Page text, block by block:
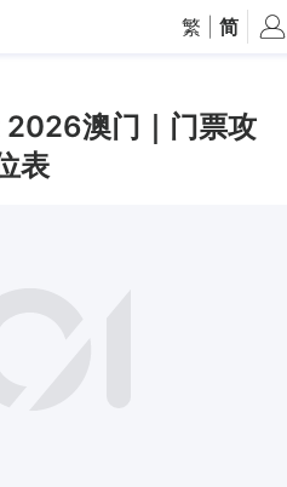
繁 简
澳门｜门票攻
表